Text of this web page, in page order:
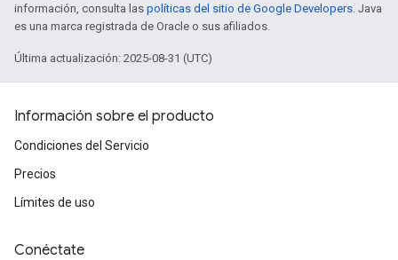
información, consulta las políticas del sitio de Google Developers . Java
es una marca registrada de Oracle o sus afiliados.
Última actualización: 2025-08-31 (UTC)
Información sobre el producto
Condiciones del Servicio
Precios
Límites de uso
Conéctate